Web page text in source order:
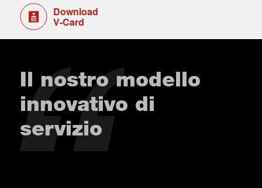
Download
V-Card
Il nostro modello
innovativo di
servizio